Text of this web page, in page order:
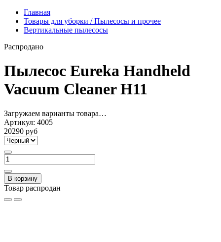
Главная
Товары для уборки / Пылесосы и прочее
Вертикальные пылесосы
Распродано
Пылесос Eureka Handheld
Vacuum Cleaner H11
Загружаем варианты товара…
Артикул: 4005
20290 руб
В корзину
Товар распродан